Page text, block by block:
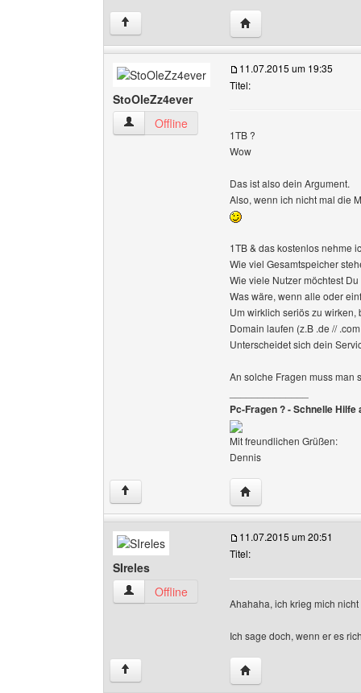
↑ Website dieses
StoOleZz4ever
StoOleZz4ever Benutzer-Profile anzeigen
Offline
11.07.2015 um 19:35
Titel:
1TB ?
Wow
Das ist also dein Argument.
Also, wenn ich nicht mal die
1TB & das kostenlos nehme
Wie viel Gesamtspeicher
Wie viele Nutzer möchtest
Was wäre, wenn alle oder
Um wirklich seriös zu
Domain laufen (z.B .de //
Unterscheidet sich dein
An solche Fragen muss
Pc-Fragen ? - Schnelle Hilfe
Mit freundlichen Grüßen:
Dennis
↑ Website dieses
SIreles
SIreles Benutzer-Profile anzeigen
Offline
11.07.2015 um 20:51
Titel:
Ahahaha, ich krieg mich
Ich sage doch, wenn er es
↑ Website dieses